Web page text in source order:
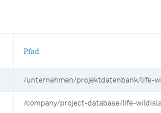
Pfad
/unternehmen/projektdatenbank/life-
/company/project-database/life-